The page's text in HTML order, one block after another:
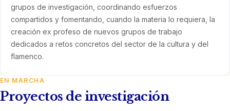
grupos de investigación, coordinando esfuerzos
compartidos y fomentando, cuando la materia lo requiera, la
creación ex profeso de nuevos grupos de trabajo
dedicados a retos concretos del sector de la cultura y del
flamenco.
EN MARCHA
Proyectos de investigación